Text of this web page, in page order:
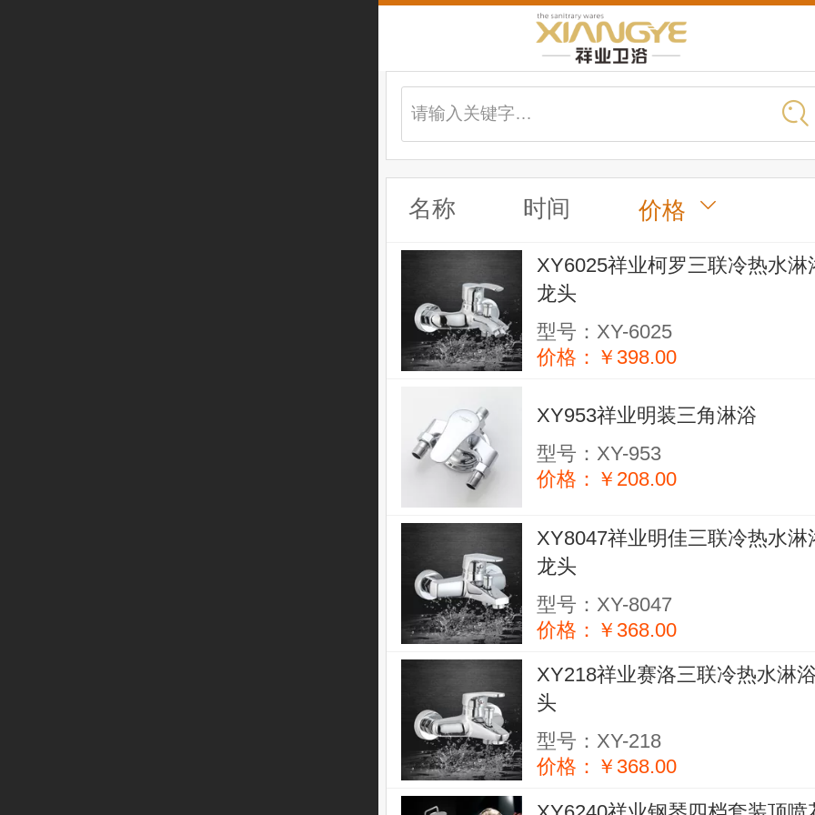
请输入关键字…
名称 时间 价格
XY6025祥业柯罗三联冷热水淋
龙头
型号：XY-6025
价格：￥398.00
XY953祥业明装三角淋浴
型号：XY-953
价格：￥208.00
XY8047祥业明佳三联冷热水淋
龙头
型号：XY-8047
价格：￥368.00
XY218祥业赛洛三联冷热水淋
头
型号：XY-218
价格：￥368.00